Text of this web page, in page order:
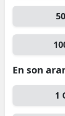
En son
1